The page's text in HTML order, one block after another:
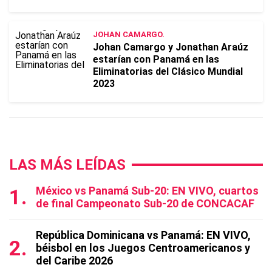
JOHAN CAMARGO.
Johan Camargo y Jonathan Araúz
estarían con Panamá en las
Eliminatorias del Clásico Mundial
2023
LAS MÁS LEÍDAS
México vs Panamá Sub-20: EN VIVO, cuartos
de final Campeonato Sub-20 de CONCACAF
República Dominicana vs Panamá: EN VIVO,
béisbol en los Juegos Centroamericanos y
del Caribe 2026